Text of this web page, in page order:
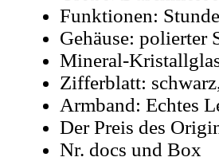
Funktionen:
Gehäuse: polierter
Mineral-
Zifferblatt:
Armband: Echtes
Der Preis des
Nr. docs und Box